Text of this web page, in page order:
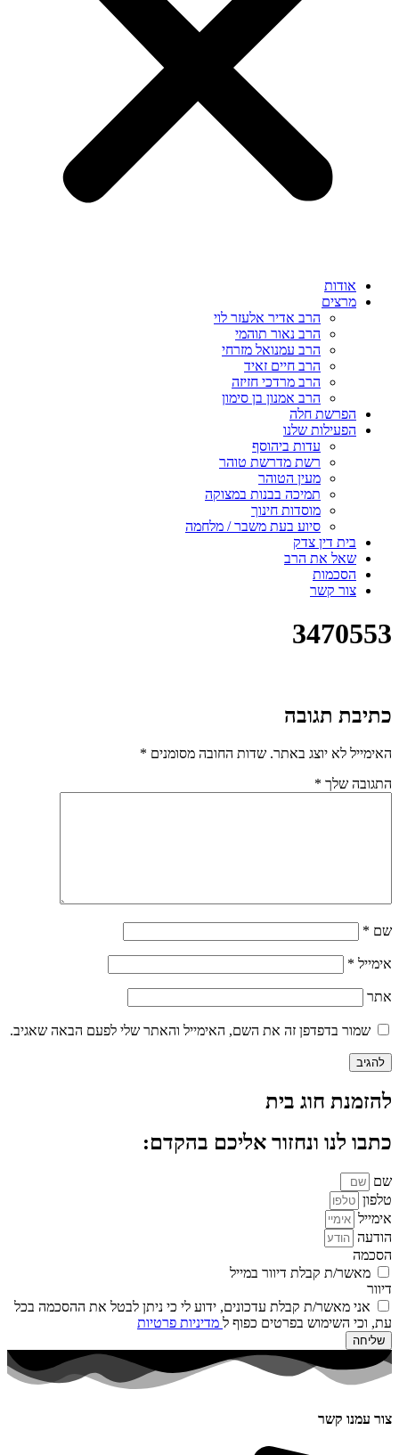
אודות
מרצים
הרב אדיר אלעזר לוי
הרב נאור תוהמי
הרב עמנואל מזרחי
הרב חיים זאיד
הרב מרדכי חזיזה
הרב אמנון בן סימון
הפרשת חלה
הפעילות שלנו
עדות ביהוסף
רשת מדרשת טוהר
מעין הטוהר
תמיכה בבנות במצוקה
מוסדות חינוך
סיוע בעת משבר / מלחמה
בית דין צדק
שאל את הרב
הסכמות
צור קשר
3470553
כתיבת תגובה
האימייל לא יוצג באתר. שדות החובה מסומנים *
התגובה שלך *
שם *
אימייל *
אתר
שמור בדפדפן זה את השם, האימייל והאתר שלי לפעם הבאה שאגיב.
להזמנת חוג בית
כתבו לנו ונחזור אליכם בהקדם:
שם
טלפון
אימייל
הודעה
הסכמה
מאשר/ת קבלת דיוור במייל
דיוור
אני מאשר/ת קבלת עדכונים, ידוע לי כי ניתן לבטל את ההסכמה בכל
עת, וכי השימוש בפרטים כפוף ל מדיניות פרטיות
שליחה
צור עמנו קשר